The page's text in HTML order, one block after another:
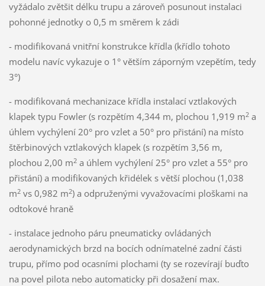
vyžádalo zvětšit délku trupu a zároveň posunout instalaci
pohonné jednotky o 0,5 m směrem k zádi
- modifikovaná vnitřní konstrukce křídla (křídlo tohoto
modelu navíc vykazuje o 1° větším záporným vzepětím, tedy
3°)
- modifikovaná mechanizace křídla instalací vztlakových
klapek typu Fowler (s rozpětím 4,344 m, plochou 1,919 m2a
úhlem vychýlení 20° pro vzlet a 50° pro přistání) na místo
štěrbinových vztlakových klapek (s rozpětím 3,56 m,
plochou 2,00 m2a úhlem vychýlení 25° pro vzlet a 55° pro
přistání) a modifikovaných křidélek s větší plochou (1,038
m2vs 0,982 m2) a odpruženými vyvažovacími ploškami na
odtokové hraně
- instalace jednoho páru pneumaticky ovládaných
aerodynamických brzd na bocích odnímatelné zadní části
trupu, přímo pod ocasními plochami (ty se rozevírají buďto
na povel pilota nebo automaticky při dosažení max.